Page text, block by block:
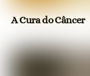
A Cura do Câncer